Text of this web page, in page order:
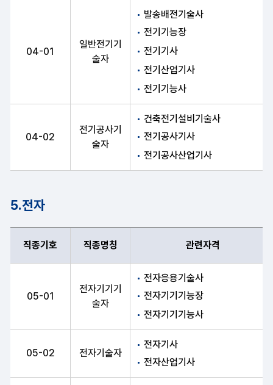
직종기호, 직종명칭, 관련자격 항목 순으로 전기 안내표
04-01
일반전기기
술자
발송배전기술사
전기기능장
전기기사
전기산업기사
전기기능사
04-02
전기공사기
술자
건축전기설비기술사
전기공사기사
전기공사산업기사
5.전자
직종기호, 직종명칭, 관련자격 항목 순으로 전자 안내표
직종기호 직종명칭 관련자격
05-01
전자기기기
술자
전자응용기술사
전자기기기능장
전자기기기능사
05-02 전자기술자
전자기사
전자산업기사